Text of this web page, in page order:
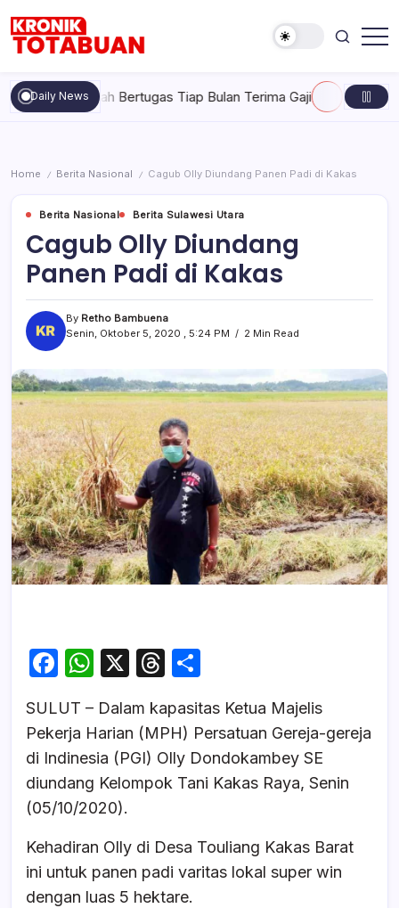
content
Totabuan
hari
ini
Kronik
Daily News
Pernah Bertugas Tiap Bulan Terima Gaji Rabu, Agustus 5,
Home / Berita Nasional / Cagub Olly Diundang Panen Padi di Kakas
Berita Nasional Berita Sulawesi Utara
Cagub Olly Diundang
Panen Padi di Kakas
By Retho Bambuena
Senin, Oktober 5, 2020 , 5:24 PM
2 Min Read
F
c
e
b
o
o
k
W
at
s
A
p
p
X
T
e
a
d
ar
e
SULUT – Dalam kapasitas Ketua Majelis
Pekerja Harian (MPH) Persatuan Gereja-gereja
di Indinesia (PGI) Olly Dondokambey SE
diundang Kelompok Tani Kakas Raya, Senin
(05/10/2020).
Kehadiran Olly di Desa Touliang Kakas Barat
ini untuk panen padi varitas lokal super win
dengan luas 5 hektare.